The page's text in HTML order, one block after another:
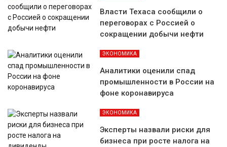
Власти Техаса сообщили о
переговорах с Россией о
сокращении добычи нефти
ЭКОНОМИКА
Аналитики оценили спад
промышленности в России на
фоне коронавируса
ЭКОНОМИКА
Эксперты назвали риски для
бизнеса при росте налога на